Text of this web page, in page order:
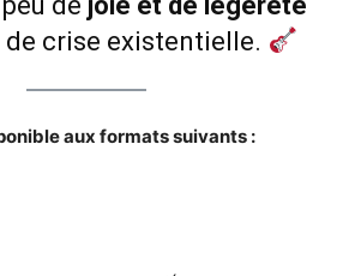
de crise existentielle.
aux formats suivants :